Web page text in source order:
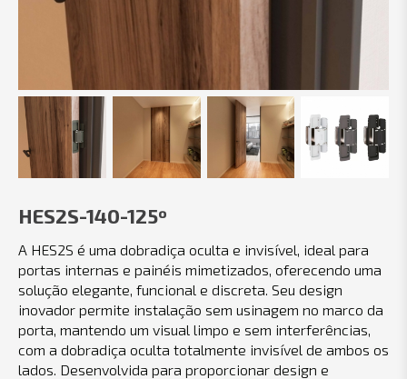
HES2S-140-125º
A HES2S é uma dobradiça oculta e invisível, ideal para
portas internas e painéis mimetizados, oferecendo uma
solução elegante, funcional e discreta. Seu design
inovador permite instalação sem usinagem no marco da
porta, mantendo um visual limpo e sem interferências,
com a dobradiça oculta totalmente invisível de ambos os
lados. Desenvolvida para proporcionar design e